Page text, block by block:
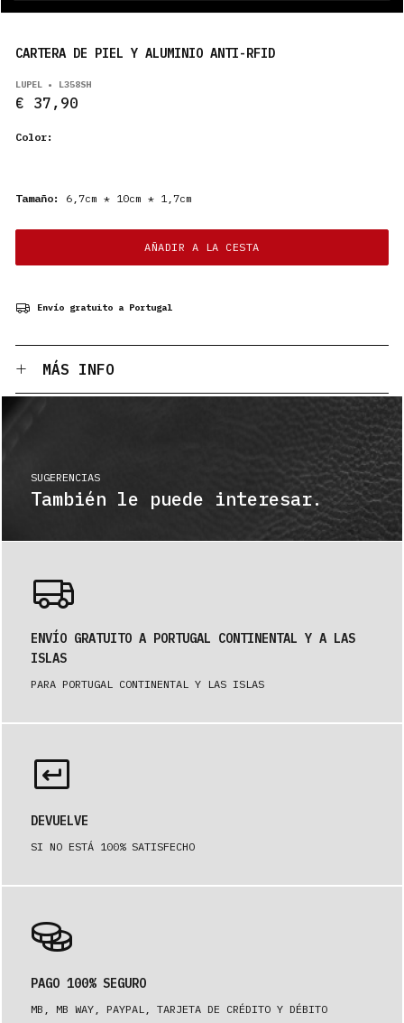
CARTERA DE PIEL Y ALUMINIO ANTI-RFID
LUPEL • L358SH
€ 37,90
Color:
Tamaño: 6,7cm * 10cm * 1,7cm
AÑADIR A LA CESTA
Envío gratuito a Portugal
MÁS INFO
SUGERENCIAS
También le puede interesar.
ENVÍO GRATUITO A PORTUGAL CONTINENTAL Y A LAS
ISLAS
PARA PORTUGAL CONTINENTAL Y LAS ISLAS
DEVUELVE
SI NO ESTÁ 100% SATISFECHO
PAGO 100% SEGURO
MB, MB WAY, PAYPAL, TARJETA DE CRÉDITO Y DÉBITO